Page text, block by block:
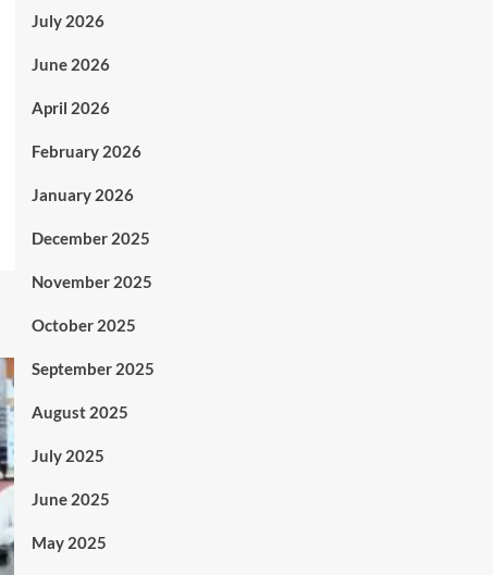
July 2026
June 2026
April 2026
February 2026
January 2026
December 2025
November 2025
October 2025
September 2025
August 2025
July 2025
June 2025
May 2025